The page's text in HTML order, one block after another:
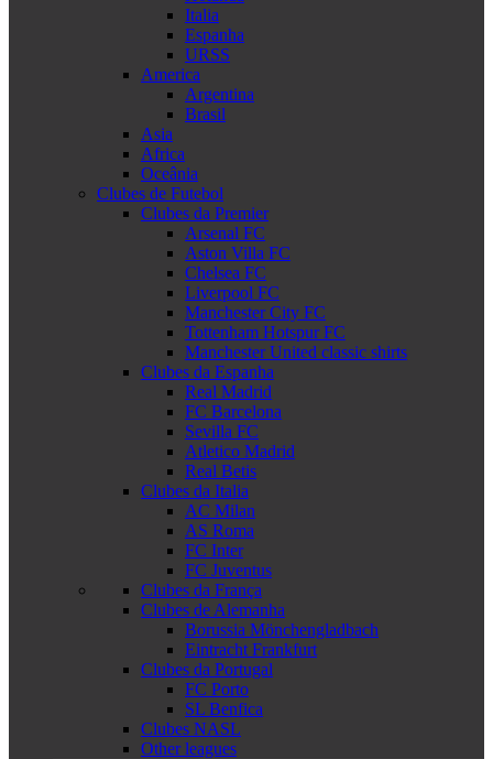
Italia
Espanha
URSS
America
Argentina
Brasil
Asia
Africa
Oceânia
Clubes de Futebol
Clubes da Premier
Arsenal FC
Aston Villa FC
Chelsea FC
Liverpool FC
Manchester City FC
Tottenham Hotspur FC
Manchester United classic shirts
Clubes da Espanha
Real Madrid
FC Barcelona
Sevilla FC
Atletico Madrid
Real Betis
Clubes da Italia
AC Milan
AS Roma
FC Inter
FC Juventus
Clubes da França
Clubes de Alemanha
Borussia Mönchengladbach
Eintracht Frankfurt
Clubes da Portugal
FC Porto
SL Benfica
Clubes NASL
Other leagues